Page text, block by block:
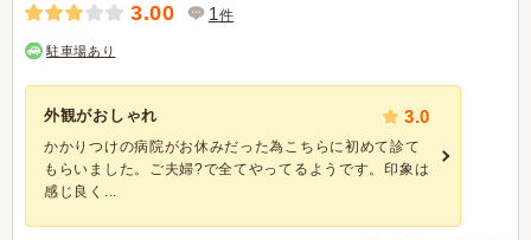
3.00 1件
駐車場あり
外観がおしゃれ 3.0
かかりつけの病院がお休みだった為こちらに初めて診て
もらいました。ご夫婦?で全てやってるようです。印象は
感じ良く...